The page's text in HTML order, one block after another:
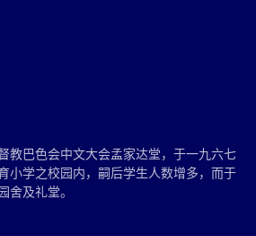
教巴色会中文大会孟家达堂，于一九六七
小学之校园内，嗣后学生人数增多，而于
舍及礼堂。